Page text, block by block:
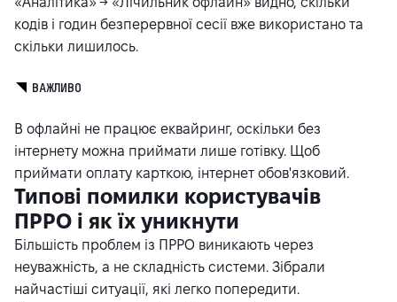
кодів і годин безперервної сесії вже використано та
скільки лишилось.
ВАЖЛИВО
В офлайні не працює еквайринг, оскільки без
інтернету можна приймати лише готівку. Щоб
приймати оплату карткою, інтернет обов'язковий.
Типові помилки користувачів
ПРРО і як їх уникнути
Більшість проблем із ПРРО виникають через
неуважність, а не складність системи. Зібрали
найчастіші ситуації, які легко попередити.